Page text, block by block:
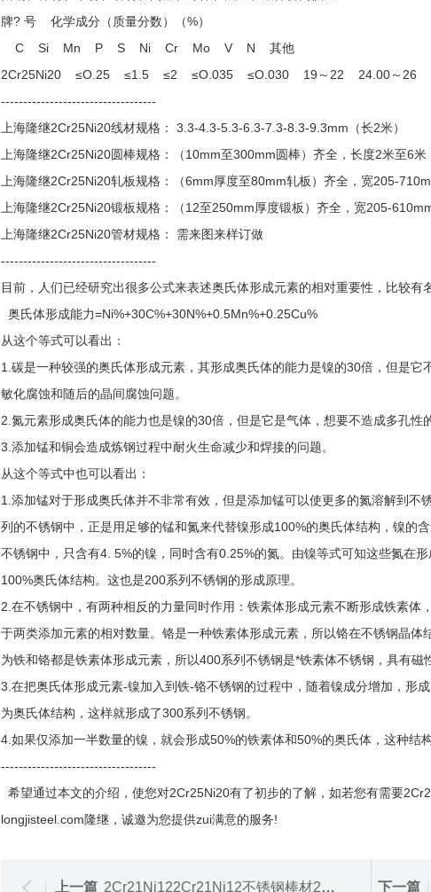
牌? 号 化学成分（质量分数）（%）
C Si Mn P S Ni Cr Mo V N 其他
2Cr25Ni20 ≤O.25 ≤1.5 ≤2 ≤O.035 ≤O.030 19～22
-----------------------------------
上海隆继2Cr25Ni20线材规格： 3.3-4.3-5.3-6.3-7.3-8.3-9.3mm（长2米）
上海隆继2Cr25Ni20圆棒规格：（10mm至300mm圆棒）齐全，长度2米至6米
上海隆继2Cr25Ni20轧板规格：（6mm厚度至80mm轧板）齐全，宽205-
上海隆继2Cr25Ni20锻板规格：（12至250mm厚度锻板）齐全，宽205-
上海隆继2Cr25Ni20管材规格： 需来图来样订做
-----------------------------------
目前，人们已经研究出很多公式来表述奥氏体形成元素的相对重要性，比较有
奥氏体形成能力=Ni%+30C%+30N%+0.5Mn%+0.25Cu%
从这个等式可以看出：
1.碳是一种较强的奥氏体形成元素，其形成奥氏体的能力是镍的30倍，但是
敏化腐蚀和随后的晶间腐蚀问题。
2.氮元素形成奥氏体的能力也是镍的30倍，但是它是气体，想要不造成多孔性
3.添加锰和铜会造成炼钢过程中耐火生命减少和焊接的问题。
从这个等式中也可以看出：
1.添加锰对于形成奥氏体并不非常有效，但是添加锰可以使更多的氮溶解到
列的不锈钢中，正是用足够的锰和氮来代替镍形成100%的奥氏体结构，镍的
不锈钢中，只含有4. 5%的镍，同时含有0.25%的氮。由镍等式可知这些氮在
100%奥氏体结构。这也是200系列不锈钢的形成原理。
2.在不锈钢中，有两种相反的力量同时作用：铁素体形成元素不断形成铁素
于两类添加元素的相对数量。铬是一种铁素体形成元素，所以铬在不锈钢晶
为铁和铬都是铁素体形成元素，所以400系列不锈钢是*铁素体不锈钢，具有磁
3.在把奥氏体形成元素-镍加入到铁-铬不锈钢的过程中，随着镍成分增加，形
为奥氏体结构，这样就形成了300系列不锈钢。
4.如果仅添加一半数量的镍，就会形成50%的铁素体和50%的奥氏体，这种结
-----------------------------------
希望通过本文的介绍，使您对2Cr25Ni20有了初步的了解，如若您有需要
longjisteel.com隆继，诚邀为您提供zui满意的服务!
上一篇 2Cr21Ni122Cr21Ni12不锈钢棒材2Cr21Ni12原厂进口直销 下一篇